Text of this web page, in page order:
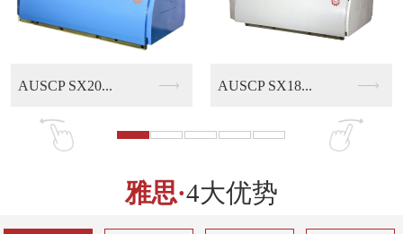
AUSCP SX18... AUSCP QS30...
雅思·4大优势